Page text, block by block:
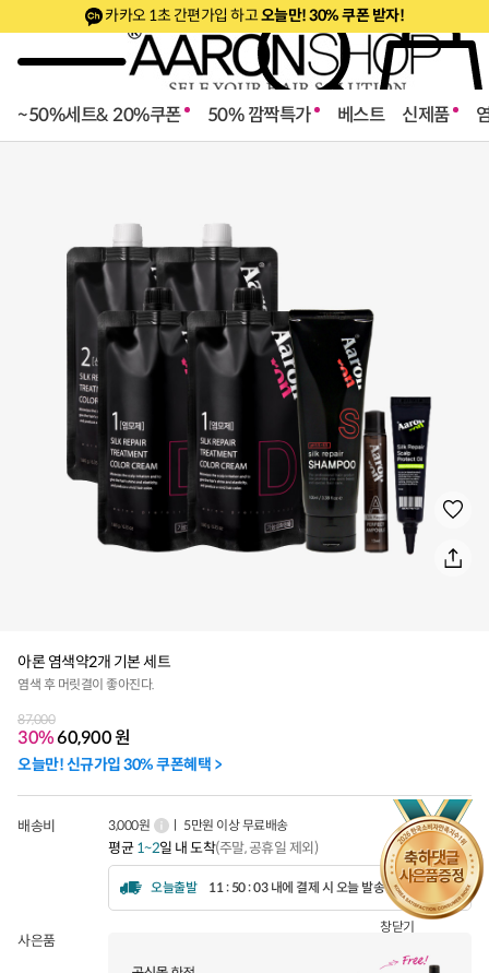
카카오 1초 간편가입 하고오늘만! 30% 쿠폰 받자!
~50%세트& 20%쿠폰 50% 깜짝특가 베스트 신제품
창닫기
아론 염색약2개 기본 세트
염색 후 머릿결이 좋아진다.
87,000
30%60,900원
오늘만! 신규가입 30% 쿠폰혜택 >
배송비 3,000원 ㅣ 5만원 이상 무료배송
평균1~2일 내 도착(주말, 공휴일 제외)
오늘출발 11 : 50 : 01 내에 결제 시 오늘 발송됩니다.
사은품